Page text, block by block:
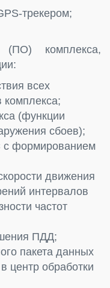
трекером;
(ПО) комплекса,
всех
комплекса;
(функции
сбоев);
формированием
движения
интервалов
частот
ПДД;
пакета данных
центр обработки